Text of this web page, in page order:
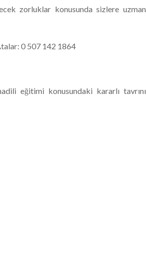
zorluklar konusunda sizlere uzman
0 507 142 1864
eğitimi konusundaki kararlı tavrını